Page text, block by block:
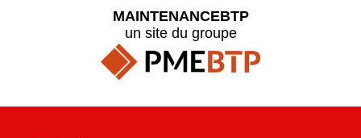
MAINTENANCEBTP
un site du groupe